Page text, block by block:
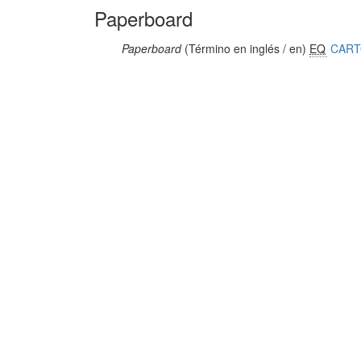
Paperboard
Paperboard(Término en inglés / en) EQ